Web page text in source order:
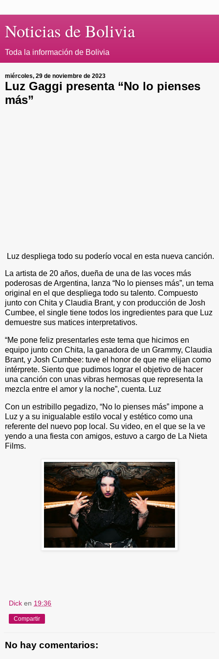
Noticias de Bolivia
Toda la información de Bolivia
miércoles, 29 de noviembre de 2023
Luz Gaggi presenta “No lo pienses
más”
Luz despliega todo su poderío vocal en esta nueva canción.
La artista de 20 años, dueña de una de las voces más
poderosas de Argentina, lanza “No lo pienses más”, un tema
original en el que despliega todo su talento. Compuesto
junto con Chita y Claudia Brant, y con producción de Josh
Cumbee, el single tiene todos los ingredientes para que Luz
demuestre sus matices interpretativos.
“Me pone feliz presentarles este tema que hicimos en
equipo junto con Chita, la ganadora de un Grammy, Claudia
Brant, y Josh Cumbee: tuve el honor de que me elijan como
intérprete. Siento que pudimos lograr el objetivo de hacer
una canción con unas vibras hermosas que representa la
mezcla entre el amor y la noche”, cuenta. Luz
Con un estribillo pegadizo, “No lo pienses más” impone a
Luz y a su inigualable estilo vocal y estético como una
referente del nuevo pop local. Su video, en el que se la ve
yendo a una fiesta con amigos, estuvo a cargo de La Nieta
Films.
Dick en 19:36
Compartir
No hay comentarios: